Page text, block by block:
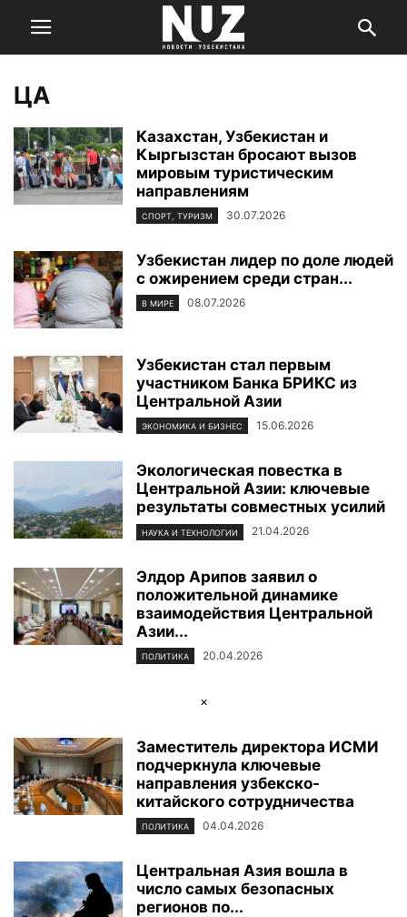
ЦА
Казахстан, Узбекистан и
Кыргызстан бросают вызов
мировым туристическим
направлениям
СПОРТ, ТУРИЗМ 30.07.2026
Узбекистан лидер по доле людей
с ожирением среди стран...
В МИРЕ 08.07.2026
Узбекистан стал первым
участником Банка БРИКС из
Центральной Азии
ЭКОНОМИКА И БИЗНЕС 15.06.2026
Экологическая повестка в
Центральной Азии: ключевые
результаты совместных усилий
НАУКА И ТЕХНОЛОГИИ 21.04.2026
Элдор Арипов заявил о
положительной динамике
взаимодействия Центральной
Азии...
ПОЛИТИКА 20.04.2026
×
Заместитель директора ИСМИ
подчеркнула ключевые
направления узбекско-
китайского сотрудничества
ПОЛИТИКА 04.04.2026
Центральная Азия вошла в
число самых безопасных
регионов по...